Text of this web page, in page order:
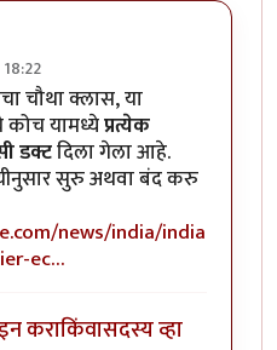
चौथा क्लास, या
कोच यामध्येप्रत्येक
डक्टदिला गेला आहे.
सुरु अथवा बंद करु
news/india/india
ec…
कराकिंवासदस्य व्हा